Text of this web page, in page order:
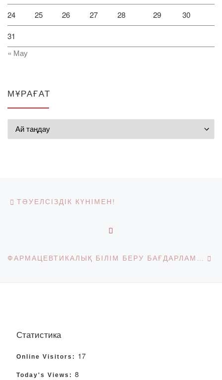
24 25 26 27 28 29 30
31
« Мау
МҰРАҒАТ
Post navigation
ТӘУЕЛСІЗДІК КҮНІМЕН!
Статистика
Online Visitors: 17
Today's Views: 8